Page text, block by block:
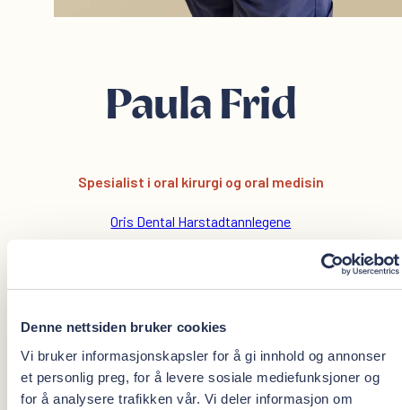
Denne nettsiden bruker cookies
Vi bruker informasjonskapsler for å gi innhold og annonser
et personlig preg, for å levere sosiale mediefunksjoner og
for å analysere trafikken vår. Vi deler informasjon om
Paula Frid
Spesialist i oral kirurgi og oral medisin
Oris Dental Harstadtannlegene
Uteksaminert cand. odont. ved Gøteborgs
Universitet 1997